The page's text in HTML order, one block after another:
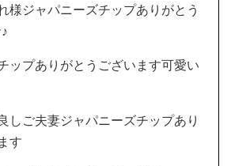
ジャパニーズチップありがとう
ップありがとうございます可愛い
しご夫妻ジャパニーズチップあり
す